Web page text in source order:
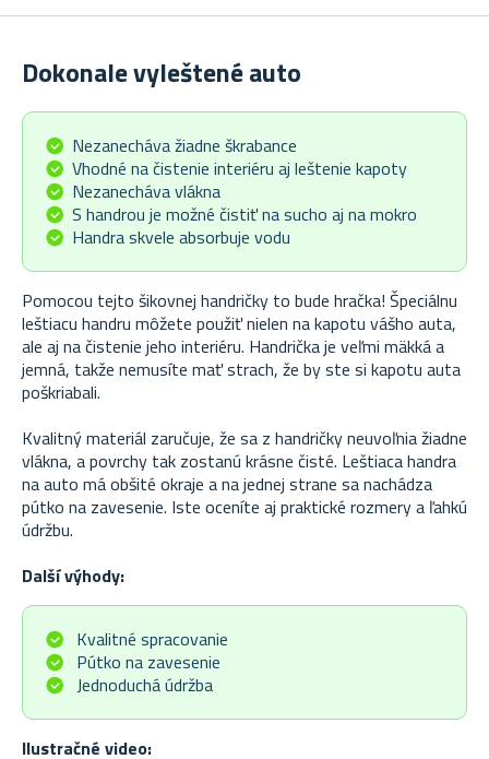
Dokonale vyleštené auto
Nezanecháva žiadne škrabance
Vhodné na čistenie interiéru aj leštenie kapoty
Nezanecháva vlákna
S handrou je možné čistiť na sucho aj na mokro
Handra skvele absorbuje vodu
Pomocou tejto šikovnej handričky to bude hračka! Špeciálnu
leštiacu handru môžete použiť nielen na kapotu vášho auta,
ale aj na čistenie jeho interiéru. Handrička je veľmi mäkká a
jemná, takže nemusíte mať strach, že by ste si kapotu auta
poškriabali.
Kvalitný materiál zaručuje, že sa z handričky neuvoľnia žiadne
vlákna, a povrchy tak zostanú krásne čisté. Leštiaca handra
na auto má obšité okraje a na jednej strane sa nachádza
pútko na zavesenie. Iste oceníte aj praktické rozmery a ľahkú
údržbu.
Další výhody:
Kvalitné spracovanie
Pútko na zavesenie
Jednoduchá údržba
Ilustračné video: